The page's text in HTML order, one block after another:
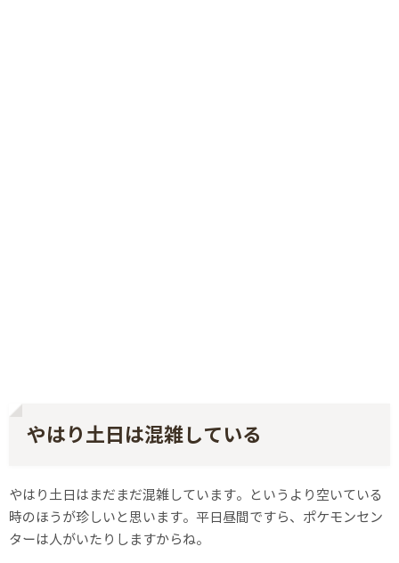
やはり土日は混雑している
やはり土日はまだまだ混雑しています。というより空いている
時のほうが珍しいと思います。平日昼間ですら、ポケモンセン
ターは人がいたりしますからね。